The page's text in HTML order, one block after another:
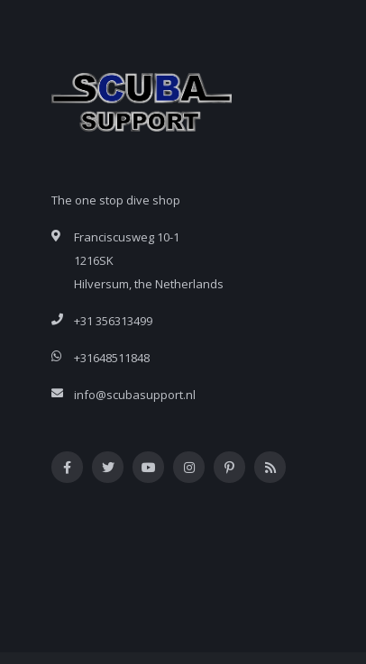
The one stop dive shop
Franciscusweg 10-1
1216SK
Hilversum, the Netherlands
+31 356313499
+31648511848
info@scubasupport.nl